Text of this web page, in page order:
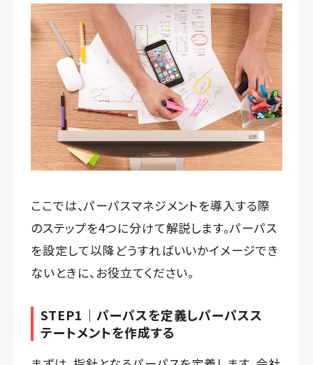
ここでは、パーパスマネジメントを導入する際
のステップを4つに分けて解説します。パーパス
を設定して以降どうすればいいかイメージでき
ないときに、お役立てください。
STEP1｜パーパスを定義しパーパスス
テートメントを作成する